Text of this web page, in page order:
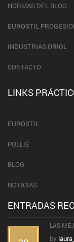
NORMAS DEL BLOG
EUROSTIL
INDUSTRIAS ORIOL
CONTACTO
LINKS
EUROSTIL
POLLIÉ
BLOG
NOTICIAS
ENTRADAS
LAS
by